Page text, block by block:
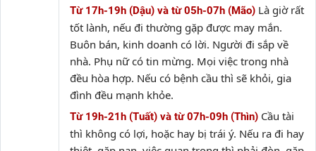
Từ 17h-19h (Dậu) và từ 05h-07h (Mão) Là giờ rất
tốt lành, nếu đi thường gặp được may mắn.
Buôn bán, kinh doanh có lời. Người đi sắp về
nhà. Phụ nữ có tin mừng. Mọi việc trong nhà
đều hòa hợp. Nếu có bệnh cầu thì sẽ khỏi, gia
đình đều mạnh khỏe.
Từ 19h-21h (Tuất) và từ 07h-09h (Thìn) Cầu tài
thì không có lợi, hoặc hay bị trái ý. Nếu ra đi hay